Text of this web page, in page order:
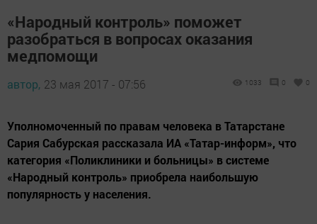
«Народный контроль» поможет
разобраться в вопросах оказания
медпомощи
автор, 23 мая 2017 - 07:56 1033 0 0
Уполномоченный по правам человека в Татарстане
Сария Сабурская рассказала ИА «Татар-информ», что
категория «Поликлиники и больницы» в системе
«Народный контроль» приобрела наибольшую
популярность у населения.